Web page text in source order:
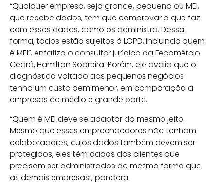
“Qualquer empresa, seja grande, pequena ou MEI,
que recebe dados, tem que comprovar o que faz
com esses dados, como os administra. Dessa
forma, todos estão sujeitos à LGPD, incluindo quem
é MEI”, enfatiza o consultor jurídico da Fecomércio
Ceará, Hamilton Sobreira. Porém, ele avalia que o
diagnóstico voltado aos pequenos negócios
tenha um custo bem menor, em comparação a
empresas de médio e grande porte.
“Quem é MEI deve se adaptar do mesmo jeito.
Mesmo que esses empreendedores não tenham
colaboradores, cujos dados também devem ser
protegidos, eles têm dados dos clientes que
precisam ser administrados da mesma forma que
as demais empresas”, pondera.